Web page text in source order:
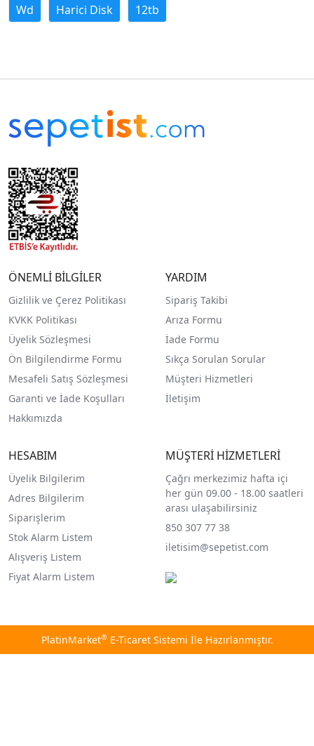
Wd Harici Disk 12tb
ÖNEMLİ BİLGİLER
Gizlilik ve Çerez Politikası
KVKK Politikası
Üyelik Sözleşmesi
Ön Bilgilendirme Formu
Mesafeli Satış Sözleşmesi
Garanti ve İade Koşulları
Hakkımızda
YARDIM
Sipariş Takibi
Arıza Formu
İade Formu
Sıkça Sorulan Sorular
Müşteri Hizmetleri
İletişim
HESABIM
Üyelik Bilgilerim
Adres Bilgilerim
Siparişlerim
Stok Alarm Listem
Alışveriş Listem
Fiyat Alarm Listem
MÜŞTERİ HİZMETLERİ
Çağrı merkezimiz hafta içi
her gün 09.00 - 18.00 saatleri
arası ulaşabilirsiniz
850 307 77 38
iletisim@sepetist.com
PlatinMarket®E-Ticaret Sistemi İle Hazırlanmıştır.